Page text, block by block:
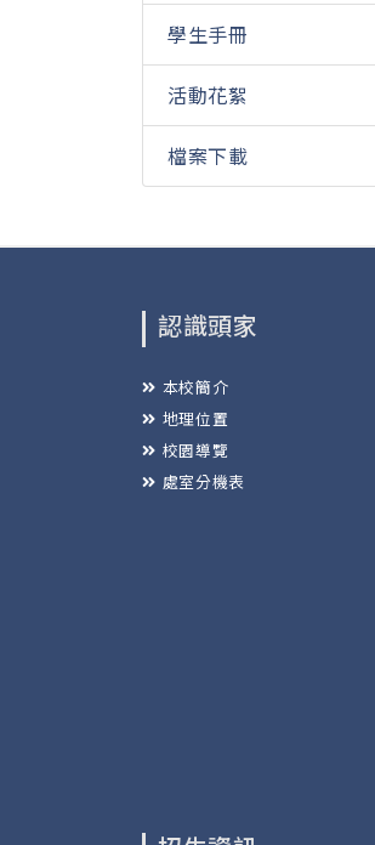
學生手冊
活動花絮
檔案下載
認識頭家
本校簡介
地理位置
校園導覽
處室分機表